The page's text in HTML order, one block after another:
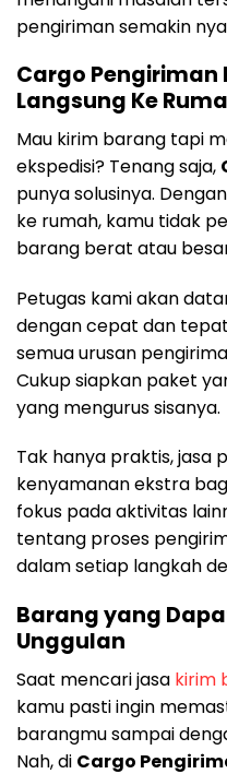
pengiriman semakin
Cargo Pengiriman
Langsung Ke
Mau kirim barang tapi
ekspedisi? Tenang saja,
punya solusinya.
ke rumah, kamu tidak
barang berat atau
Petugas kami akan
dengan cepat dan
semua urusan
Cukup siapkan paket
yang mengurus sisanya.
Tak hanya praktis, jasa
kenyamanan ekstra
fokus pada aktivitas
tentang proses
dalam setiap langkah
Barang yang
Unggulan
Saat mencari jasa kirim
kamu pasti ingin
barangmu sampai
Nah, di Cargo